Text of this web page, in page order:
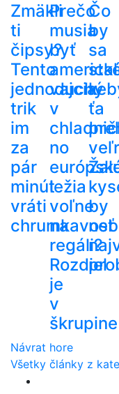
Zmäkli
ti
čipsy?
Tento
jednoduchý
trik
im
za
pár
minút
vráti
chrumkavosť
Prečo
musia
byť
vajcia
v
no
ležia
voľne
na
regáli?
Rozdiel
je
v
škrupine
Čo
by
sa
ťa
by
Návrat hore
Všetky články z